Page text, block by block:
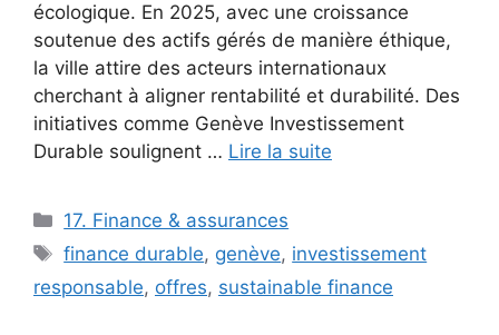
écologique. En 2025, avec une croissance
soutenue des actifs gérés de manière éthique,
la ville attire des acteurs internationaux
cherchant à aligner rentabilité et durabilité. Des
initiatives comme Genève Investissement
Durable soulignent … Lire la suite
Catégories
17. Finance & assurances
Étiquettes
finance durable, genève, investissement
responsable, offres, sustainable finance